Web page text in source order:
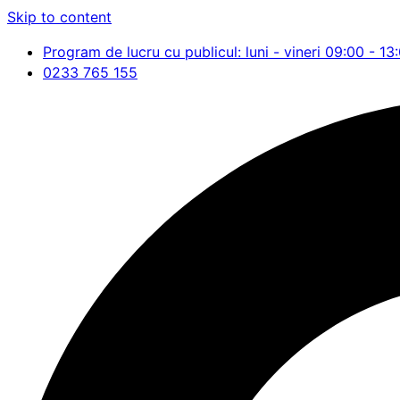
Skip to content
Program de lucru cu publicul: luni - vineri 09:00 -
0233 765 155